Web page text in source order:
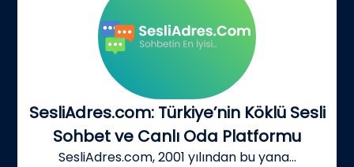
SesliAdres.com: Türkiye’nin Köklü Sesli
Sohbet ve Canlı Oda Platformu
SesliAdres.com, 2001 yılından bu yana...